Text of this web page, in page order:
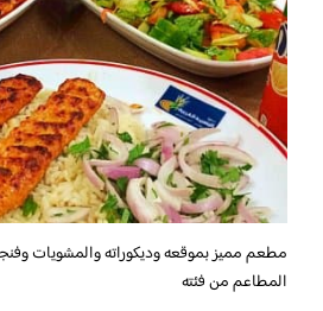
مطعم مميز بموقعه وديكوراته والمشويات
المطاعم من فئته